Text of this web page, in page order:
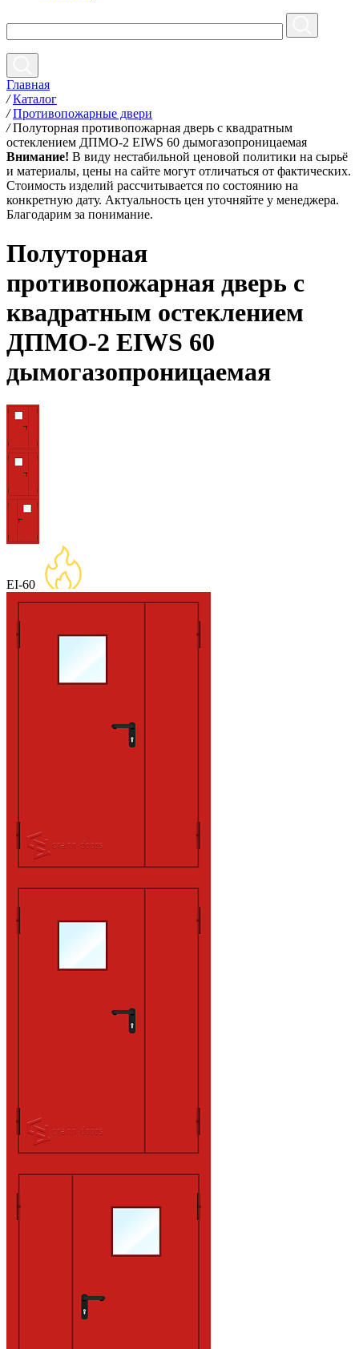
Главная
/ Каталог
/ Противопожарные двери
/ Полуторная противопожарная дверь с квадратным
остеклением ДПМО-2 EIWS 60 дымогазопроницаемая
Внимание! В виду нестабильной ценовой политики на сырьё
и материалы, цены на сайте могут отличаться от фактических.
Стоимость изделий рассчитывается по состоянию на
конкретную дату. Актуальность цен уточняйте у менеджера.
Благодарим за понимание.
Полуторная
противопожарная дверь с
квадратным остеклением
ДПМО-2 EIWS 60
дымогазопроницаемая
EI-60